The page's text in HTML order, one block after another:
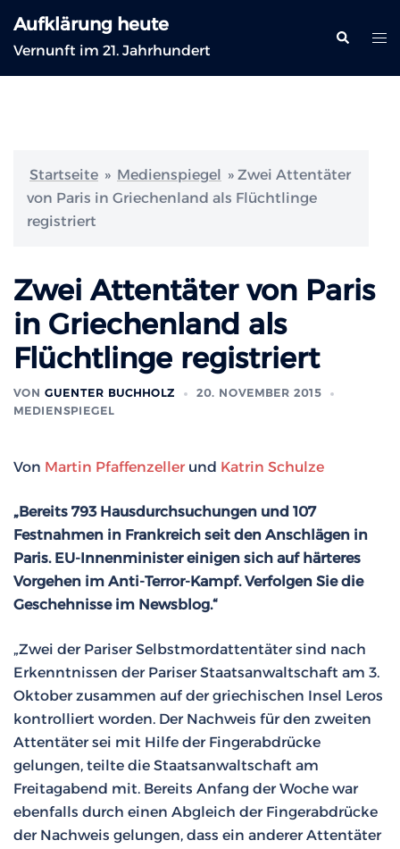
Inhalt
springen
Aufklärung heute
Vernunft im 21. Jahrhundert
Suche
Startseite » Medienspiegel » Zwei Attentäter
von Paris in Griechenland als Flüchtlinge
registriert
Zwei Attentäter von Paris
in Griechenland als
Flüchtlinge registriert
VON GUENTER BUCHHOLZ
20. NOVEMBER 2015
MEDIENSPIEGEL
Von Martin Pfaffenzellerund Katrin Schulze
„Bereits 793 Hausdurchsuchungen und 107
Festnahmen in Frankreich seit den Anschlägen in
Paris. EU-Innenminister einigen sich auf härteres
Vorgehen im Anti-Terror-Kampf. Verfolgen Sie die
Geschehnisse im Newsblog.“
„Zwei der Pariser Selbstmordattentäter sind nach
Erkenntnissen der Pariser Staatsanwaltschaft am 3.
Oktober zusammen auf der griechischen Insel Leros
kontrolliert worden. Der Nachweis für den zweiten
Attentäter sei mit Hilfe der Fingerabdrücke
gelungen, teilte die Staatsanwaltschaft am
Freitagabend mit. Bereits Anfang der Woche war
ebenfalls durch einen Abgleich der Fingerabdrücke
der Nachweis gelungen, dass ein anderer Attentäter